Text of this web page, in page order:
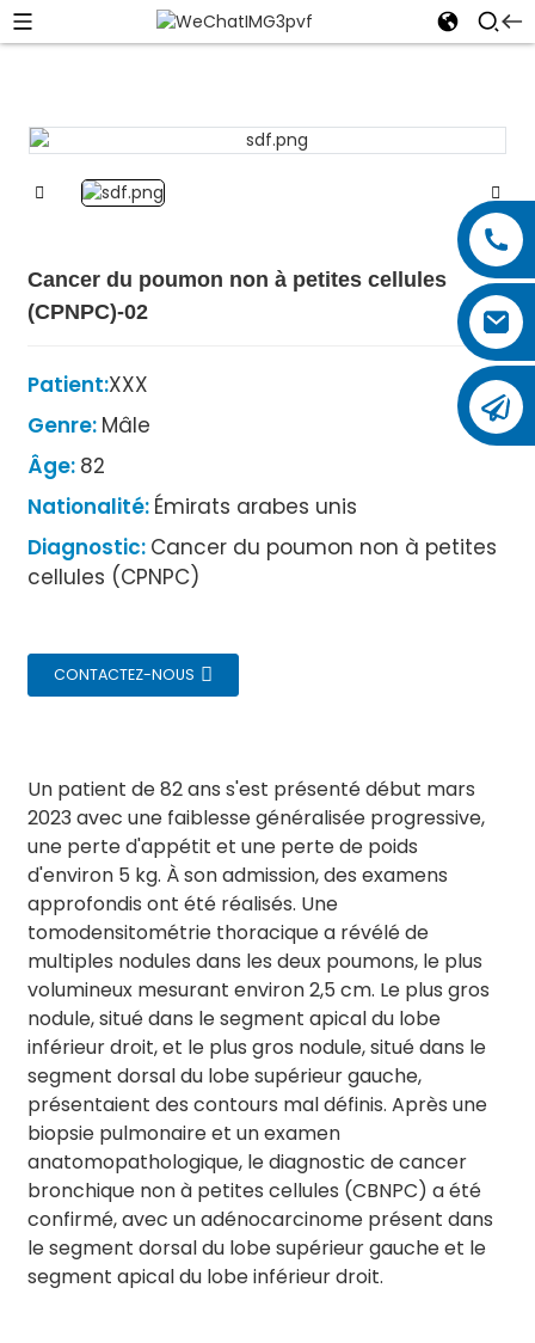
Cancer du poumon non à petites cellules
(CPNPC)-02
Patient:XXX
Genre: Mâle
Âge: 82
Nationalité: Émirats arabes unis
Diagnostic: Cancer du poumon non à petites
cellules (CPNPC)
CONTACTEZ-NOUS
Un patient de 82 ans s'est présenté début mars
2023 avec une faiblesse généralisée progressive,
une perte d'appétit et une perte de poids
d'environ 5 kg. À son admission, des examens
approfondis ont été réalisés. Une
tomodensitométrie thoracique a révélé de
multiples nodules dans les deux poumons, le plus
volumineux mesurant environ 2,5 cm. Le plus gros
nodule, situé dans le segment apical du lobe
inférieur droit, et le plus gros nodule, situé dans le
segment dorsal du lobe supérieur gauche,
présentaient des contours mal définis. Après une
biopsie pulmonaire et un examen
anatomopathologique, le diagnostic de cancer
bronchique non à petites cellules (CBNPC) a été
confirmé, avec un adénocarcinome présent dans
le segment dorsal du lobe supérieur gauche et le
segment apical du lobe inférieur droit.